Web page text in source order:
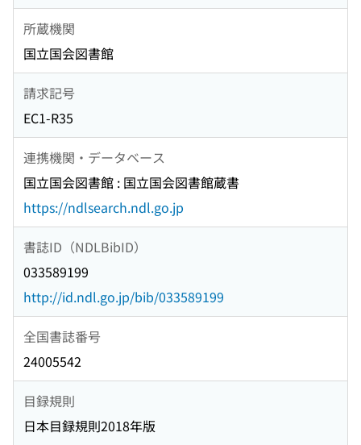
所蔵機関
国立国会図書館
請求記号
EC1-R35
連携機関・データベース
国立国会図書館 : 国立国会図書館蔵書
https://ndlsearch.ndl.go.jp
書誌ID（NDLBibID）
033589199
http://id.ndl.go.jp/bib/033589199
全国書誌番号
24005542
目録規則
日本目録規則2018年版